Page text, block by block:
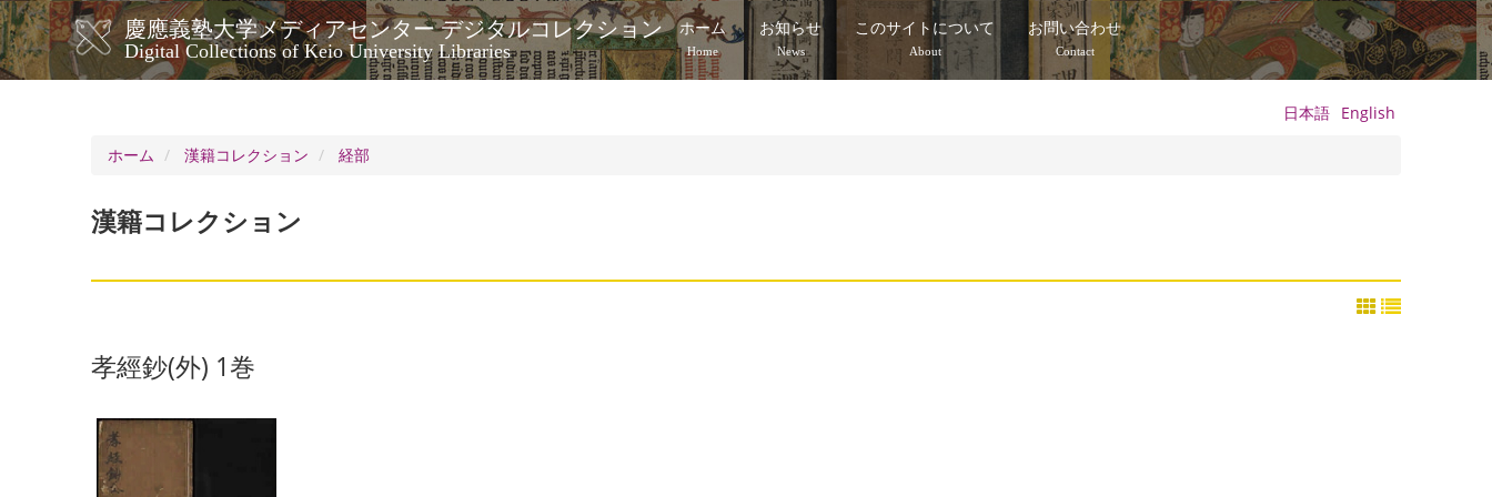
メ
イ
ン
コ
慶應義塾大学メディアセンター デジタルコレクション
Digital Collections of Keio University Libraries
メ
イ
ビ
ー
シ
ン
ホーム
Home
お知らせ
News
このサイトについて
About
お問い合わせ
Contact
日本語 English
ホーム
漢籍コレクション 経部
漢籍コレクション
孝經鈔(外) 1巻